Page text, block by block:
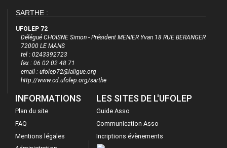
SARTHE :
UFOLEP 72
Délégué CHOISNE Simon - Président MENIER Yvan 18 RUE BERANGER
72000 LE MANS
tel : 0243392723
fax : 06 02 02 48 71
email : ufolep72@laligue.org
http://www.cd.ufolep.org/sarthe
INFORMATIONS
Plan du site
FAQ
Mentions légales
LES SITES DE L'UFOLEP
Guide Asso
Communication Asso
Incriptions évènements